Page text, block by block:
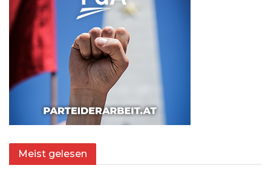
Meist gelesen